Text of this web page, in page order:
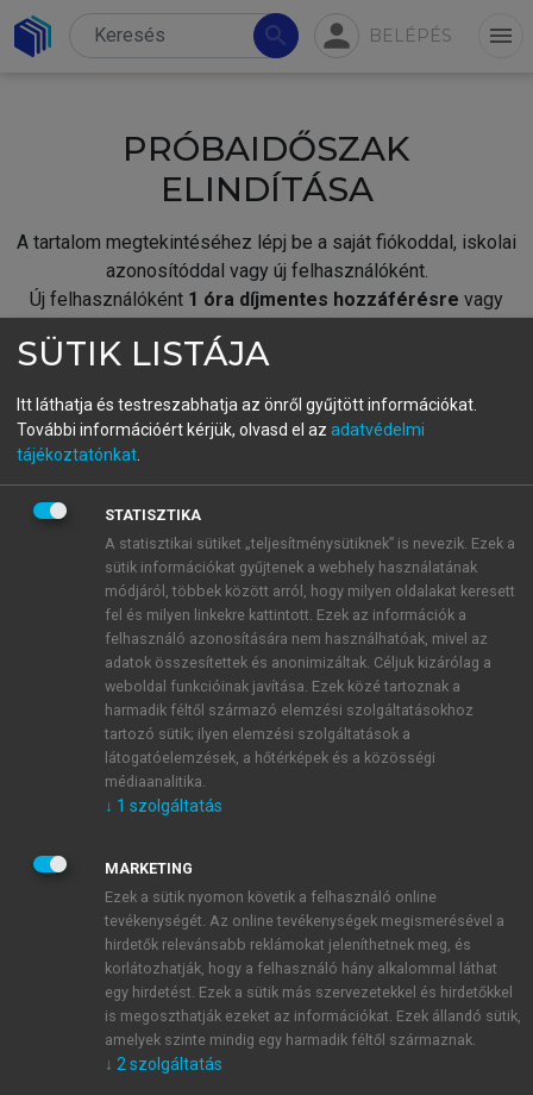
search person BELÉPÉS menu
PRÓBAIDŐSZAK
ELINDÍTÁSA
A tartalom megtekintéséhez lépj be a saját fiókoddal, iskolai
azonosítóddal vagy új felhasználóként.
Új felhasználóként 1 óra díjmentes hozzáférésre vagy
fiókoddal,vagy hozz létre új fiókot.
A regisztráció után apróbaidőszakautomatikusan
BELÉPÉS SAJÁT FIÓKKAL
ÚJ FIÓK LÉTREHOZÁSA
1 óra díjmentes hozzáférés
E-MAIL-CÍM
JELSZÓ
JELSZÓ ÚJRA
Kérek értesítést a MeRSZ újdonságairól, akcióiról.
Kérek értesítést az Akadémiai Kiadó Zrt. újdonságairól,
SÜTIK LISTÁJA
Itt láthatja és testreszabhatja az önről gyűjtött információkat.
További információért kérjük, olvasd el az adatvédelmi
tájékoztatónkat
STATISZTIKA
A statisztikai sütiket „teljesítménysütiknek” is nevezik. Ezek a
sütik információkat gyűjtenek a webhely használatának
módjáról, többek között arról, hogy milyen oldalakat keresett
fel és milyen linkekre kattintott. Ezek az információk a
felhasználó azonosítására nem használhatóak, mivel az
adatok összesítettek és anonimizáltak. Céljuk kizárólag a
weboldal funkcióinak javítása. Ezek közé tartoznak a
harmadik féltől származó elemzési szolgáltatásokhoz
tartozó sütik; ilyen elemzési szolgáltatások a
látogatóelemzések, a hőtérképek és a közösségi
médiaanalitika.
↓ 1 szolgáltatás
MARKETING
Ezek a sütik nyomon követik a felhasználó online
tevékenységét. Az online tevékenységek megismerésével a
hirdetők relevánsabb reklámokat jeleníthetnek meg, és
korlátozhatják, hogy a felhasználó hány alkalommal láthat
egy hirdetést. Ezek a sütik más szervezetekkel és hirdetőkkel
is megoszthatják ezeket az információkat. Ezek állandó sütik,
amelyek szinte mindig egy harmadik féltől származnak.
↓ 2 szolgáltatás